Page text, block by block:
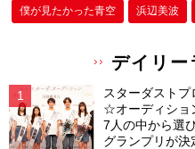
僕が⾒たかった⻘空 浜辺美波
デイリ
スターダスト
☆オーディショ
7人の中から選
グランプリが決